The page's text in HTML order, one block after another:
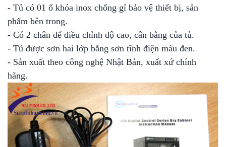
- Tủ có 01 ổ khóa inox chống gỉ bảo vệ thiết bị, sản
phẩm bên trong.
- Có 2 chân để điều chỉnh độ cao, cân bằng của tủ.
- Tủ được sơn hai lớp bằng sơn tĩnh điện màu đen.
- Sản xuất theo công nghệ Nhật Bản, xuất xứ chính
hãng.